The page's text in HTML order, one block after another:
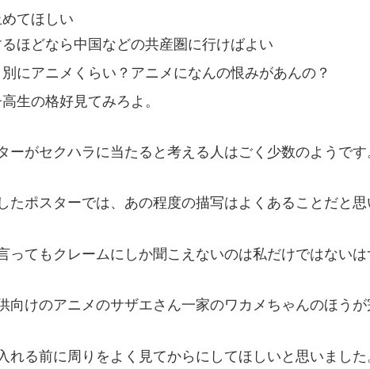
てほしい
ほどなら中国などの共産圏に行けばよい
にアニメくらい？アニメになんの恨みがあんの？
生の格好見てみろよ。
がセクハラに当たると考える人はごく少数のようです
ポスターでは、あの程度の描写はよくあることだと思
てもクレームにしか聞こえないのは私だけではないは
けのアニメのサザエさん一家のワカメちゃんのほうが
る前に周りをよく見てからにしてほしいと思いました